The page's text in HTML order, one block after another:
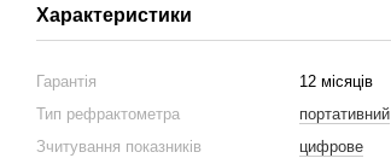
Характеристики
Гарантія
12 місяців
Тип рефрактометра
портативний
Зчитування показників
цифрове